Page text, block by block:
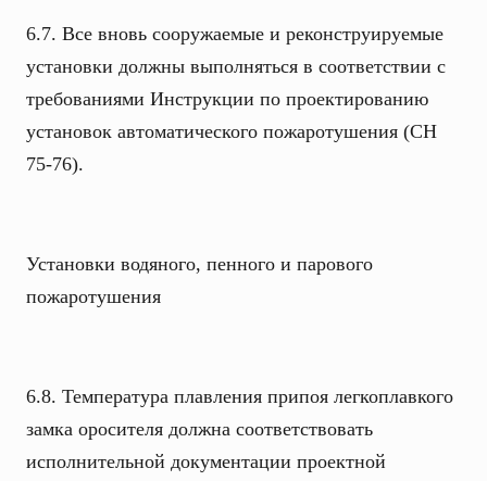
6.7. Все вновь сооружаемые и реконструируемые
установки должны выполняться в соответствии с
требованиями Инструкции по проектированию
установок автоматического пожаротушения (СН
75-76).
Установки водяного, пенного и парового
пожаротушения
6.8. Температура плавления припоя легкоплавкого
замка оросителя должна соответствовать
исполнительной документации проектной